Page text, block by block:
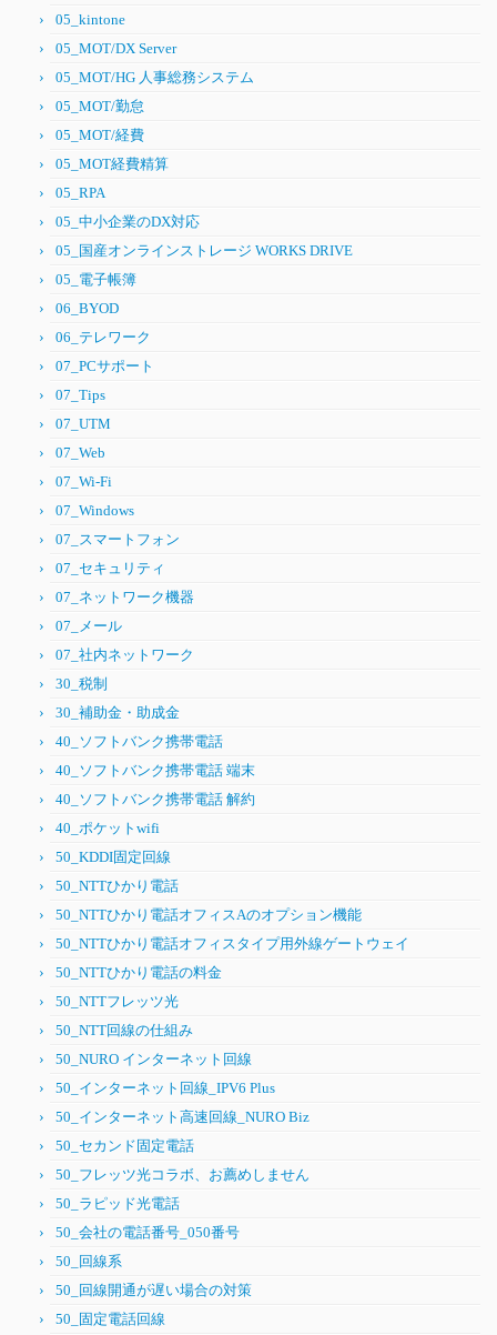
05_kintone
05_MOT/DX Server
05_MOT/HG 人事総務システム
05_MOT/勤怠
05_MOT/経費
05_MOT経費精算
05_RPA
05_中小企業のDX対応
05_国産オンラインストレージ WORKS DRIVE
05_電子帳簿
06_BYOD
06_テレワーク
07_PCサポート
07_Tips
07_UTM
07_Web
07_Wi-Fi
07_Windows
07_スマートフォン
07_セキュリティ
07_ネットワーク機器
07_メール
07_社内ネットワーク
30_税制
30_補助金・助成金
40_ソフトバンク携帯電話
40_ソフトバンク携帯電話 端末
40_ソフトバンク携帯電話 解約
40_ポケットwifi
50_KDDI固定回線
50_NTTひかり電話
50_NTTひかり電話オフィスAのオプション機能
50_NTTひかり電話オフィスタイプ用外線ゲートウェイ
50_NTTひかり電話の料金
50_NTTフレッツ光
50_NTT回線の仕組み
50_NURO インターネット回線
50_インターネット回線_IPV6 Plus
50_インターネット高速回線_NURO Biz
50_セカンド固定電話
50_フレッツ光コラボ、お薦めしません
50_ラピッド光電話
50_会社の電話番号_050番号
50_回線系
50_回線開通が遅い場合の対策
50_固定電話回線